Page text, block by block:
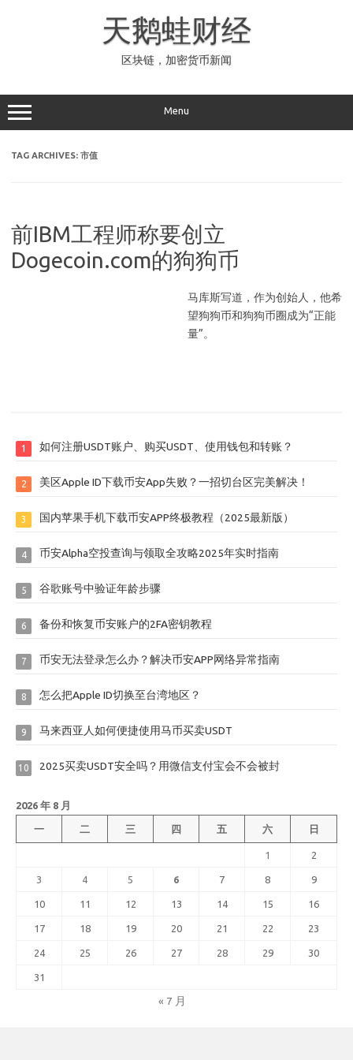
天鹅蛙财经
区块链，加密货币新闻
Menu
TAG ARCHIVES: 市值
前IBM工程师称要创立
Dogecoin.com的狗狗币
马库斯写道，作为创始人，他希
望狗狗币和狗狗币圈成为“正能
量”。
1 如何注册USDT账户、购买USDT、使用钱包和转账？
2 美区Apple ID下载币安App失败？一招切台区完美解决！
3 国内苹果手机下载币安APP终极教程（2025最新版）
4 币安Alpha空投查询与领取全攻略2025年实时指南
5 谷歌账号中验证年龄步骤
6 备份和恢复币安账户的2FA密钥教程
7 币安无法登录怎么办？解决币安APP网络异常指南
8 怎么把Apple ID切换至台湾地区？
9 马来西亚人如何便捷使用马币买卖USDT
10 2025买卖USDT安全吗？用微信支付宝会不会被封
2026 年 8 月
一 二 三 四 五 六 日
1 2
3 4 5 6 7 8 9
10 11 12 13 14 15 16
17 18 19 20 21 22 23
24 25 26 27 28 29 30
31
« 7 月